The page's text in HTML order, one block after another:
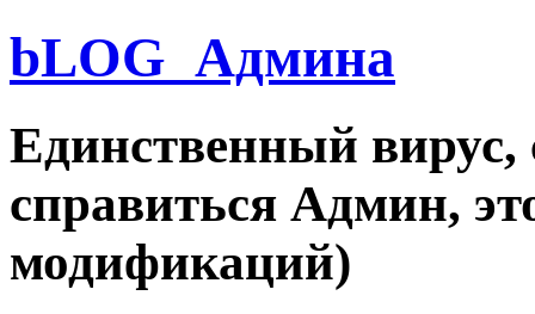
bLOG_Админа
Единственный
справиться Админ,
модификаций)